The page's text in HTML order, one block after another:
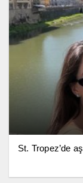
St. Tropez’de